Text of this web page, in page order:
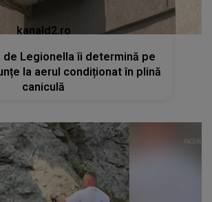
kanald2.ro
de Legionella îi determină pe
la aerul condiționat în plină
caniculă